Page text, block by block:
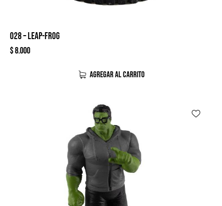
028 – LEAP-FROG
$8.000
AGREGAR AL CARRITO